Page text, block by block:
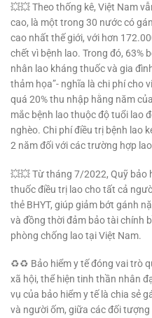
💥💥 Theo thống kê, Việt Nam
cao, là một trong 30 nước có
cao nhất thế giới, với hơn
chết vì bệnh lao. Trong đó, 63%
nhân lao kháng thuốc và gia
thảm họa”- nghĩa là chi phí cho
quá 20% thu nhập hằng năm
mắc bệnh lao thuộc độ tuổi lao
nghèo. Chi phí điều trị bệnh lao
2 năm đối với các trường hợp
💥💥 Từ tháng 7/2022, Quỹ bảo
thuốc điều trị lao cho tất cả
thẻ BHYT, giúp giảm bớt gánh
và đồng thời đảm bảo tài chính
phòng chống lao tại Việt Nam.
♻️♻️ Bảo hiểm y tế đóng vai trò
xã hội, thể hiện tinh thần nhân
vụ của bảo hiểm y tế là chia sẻ
và người ốm, giữa các đối